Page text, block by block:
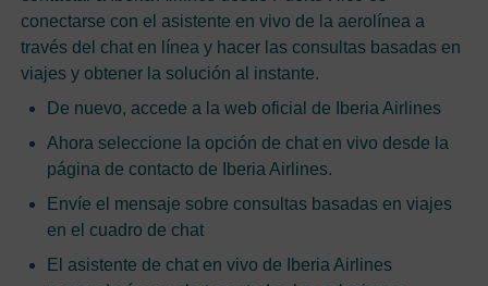
conectarse con el asistente en vivo de la aerolínea a
través del chat en línea y hacer las consultas basadas en
viajes y obtener la solución al instante.
De nuevo, accede a la web oficial de Iberia Airlines
Ahora seleccione la opción de chat en vivo desde la
página de contacto de Iberia Airlines.
Envíe el mensaje sobre consultas basadas en viajes
en el cuadro de chat
El asistente de chat en vivo de Iberia Airlines